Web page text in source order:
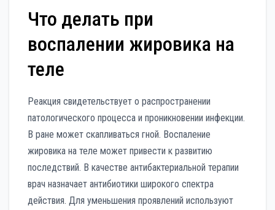
Что делать при
воспалении жировика на
теле
Реакция свидетельствует о распространении
патологического процесса и проникновении инфекции.
В ране может скапливаться гной. Воспаление
жировика на теле может привести к развитию
последствий. В качестве антибактериальной терапии
врач назначает антибиотики широкого спектра
действия. Для уменьшения проявлений используют